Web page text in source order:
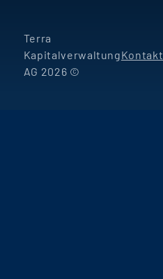
Terra
Kapitalverwaltung
AG 2026 ©
Kontakt